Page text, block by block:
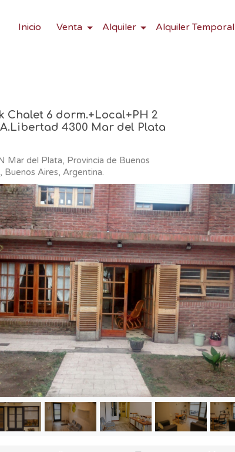
Inicio Venta Alquiler Alquiler Temporal
Chalet 6 dorm.+Local+PH 2
4300 Mar del Plata
Mar del Plata, Provincia de Buenos
Aires, Argentina.